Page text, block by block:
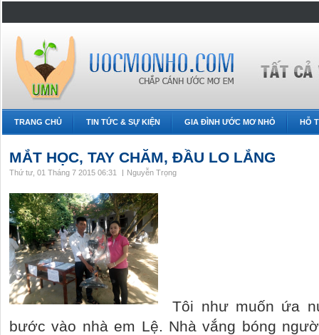
TRANG CHỦ TIN TỨC & SỰ KIỆN GIA ĐÌNH ƯỚC MƠ NHỎ HỖ
MẮT HỌC, TAY CHĂM, ĐẦU LO LẮNG
Thứ tư, 01 Tháng 7 2015 06:31 Nguyễn Trọng
Tôi như muốn ứa
bước vào nhà em Lệ. Nhà vắng bóng